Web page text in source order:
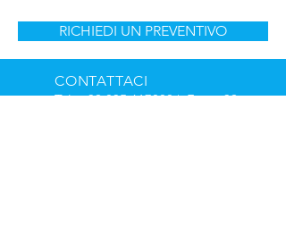
RICHIEDI UN PREVENTIVO
CONTATTACI
Tel.+39 035 617000| Fax.+39